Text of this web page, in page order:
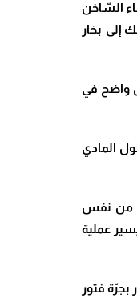
السّاخن
إلى بخار
واضح في
المادي
من نفس
عملية
فتور